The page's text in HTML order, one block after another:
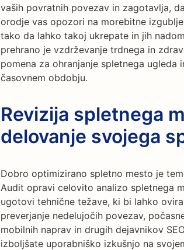
vaših povratnih povezav in zagotavlja,
orodje vas opozori na morebitne
tako da lahko takoj ukrepate in jih
prehrano je vzdrževanje trdnega in
pomena za ohranjanje spletnega ugleda
časovnem obdobju.
Revizija spletnega
delovanje svojega
Dobro optimizirano spletno mesto je
Audit opravi celovito analizo spletnega
ugotovi tehnične težave, ki bi lahko
preverjanje nedelujočih povezav,
mobilnih naprav in drugih dejavnikov
izboljšate uporabniško izkušnjo na